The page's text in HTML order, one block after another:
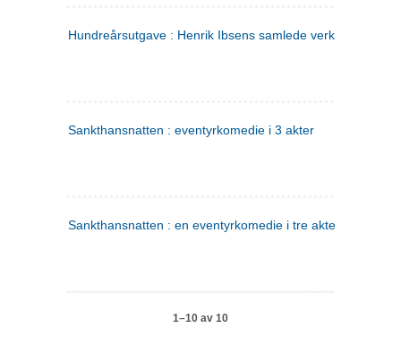
Hundreårsutgave : Henrik Ibsens samlede verker. 2
Sankthansnatten : eventyrkomedie i 3 akter
Sankthansnatten : en eventyrkomedie i tre akter
1–10 av 10